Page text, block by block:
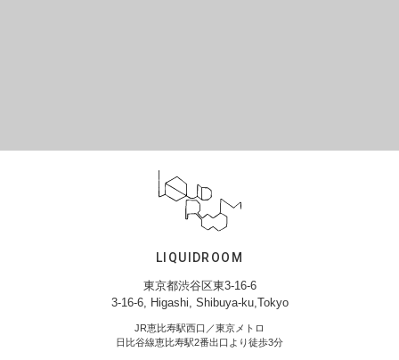
LIQUIDROOM
東京都渋谷区東3-16-6
3-16-6, Higashi, Shibuya-ku,Tokyo
JR恵比寿駅西口／東京メトロ
日比谷線恵比寿駅2番出口より徒歩3分